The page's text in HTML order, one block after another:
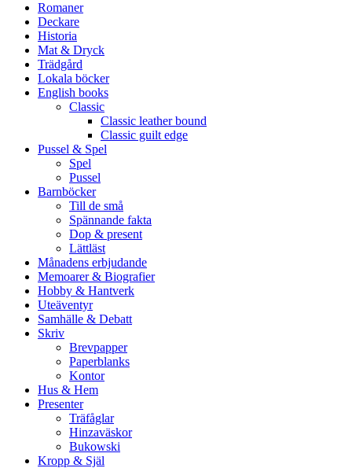
Romaner
Deckare
Historia
Mat & Dryck
Trädgård
Lokala böcker
English books
Classic
Classic leather bound
Classic guilt edge
Pussel & Spel
Spel
Pussel
Barnböcker
Till de små
Spännande fakta
Dop & present
Lättläst
Månadens erbjudande
Memoarer & Biografier
Hobby & Hantverk
Uteäventyr
Samhälle & Debatt
Skriv
Brevpapper
Paperblanks
Kontor
Hus & Hem
Presenter
Träfåglar
Hinzaväskor
Bukowski
Kropp & Själ